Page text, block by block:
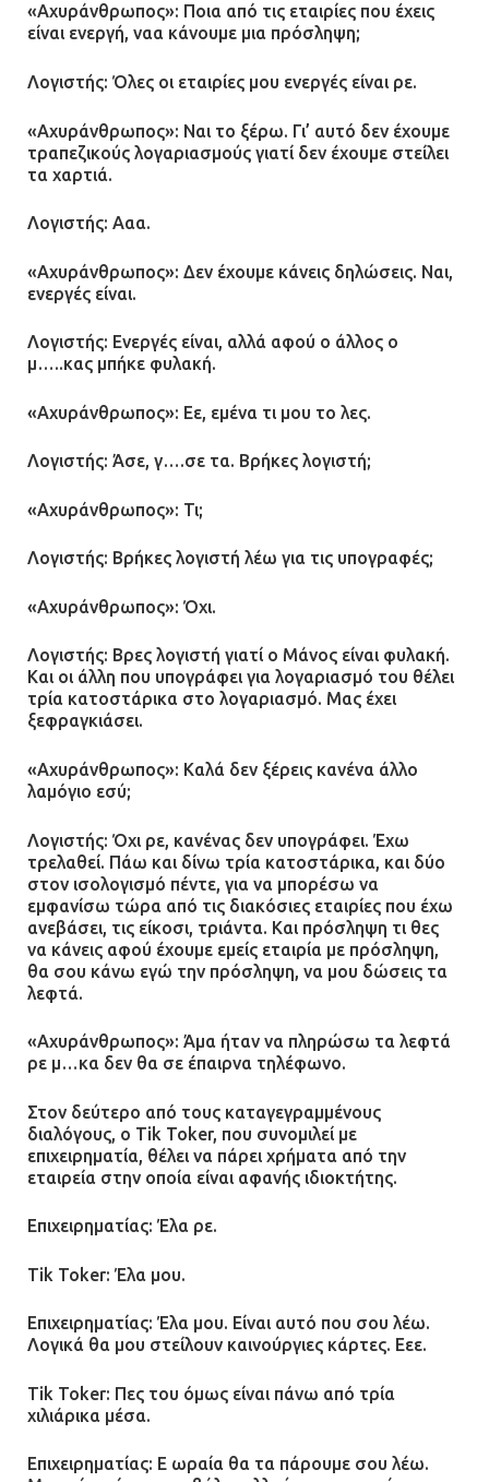
«Αχυράνθρωπος»: Ποια από τις εταιρίες που έχεις
είναι ενεργή, ναα κάνουμε μια πρόσληψη;
Λογιστής: Όλες οι εταιρίες μου ενεργές είναι ρε.
«Αχυράνθρωπος»: Ναι το ξέρω. Γι’ αυτό δεν έχουμε
τραπεζικούς λογαριασμούς γιατί δεν έχουμε στείλει
τα χαρτιά.
Λογιστής: Ααα.
«Αχυράνθρωπος»: Δεν έχουμε κάνεις δηλώσεις. Ναι,
ενεργές είναι.
Λογιστής: Ενεργές είναι, αλλά αφού ο άλλος ο
μ…..κας μπήκε φυλακή.
«Αχυράνθρωπος»: Εε, εμένα τι μου το λες.
Λογιστής: Άσε, γ….σε τα. Βρήκες λογιστή;
«Αχυράνθρωπος»: Τι;
Λογιστής: Βρήκες λογιστή λέω για τις υπογραφές;
«Αχυράνθρωπος»: Όχι.
Λογιστής: Βρες λογιστή γιατί ο Μάνος είναι φυλακή.
Και οι άλλη που υπογράφει για λογαριασμό του θέλει
τρία κατοστάρικα στο λογαριασμό. Μας έχει
ξεφραγκιάσει.
«Αχυράνθρωπος»: Καλά δεν ξέρεις κανένα άλλο
λαμόγιο εσύ;
Λογιστής: Όχι ρε, κανένας δεν υπογράφει. Έχω
τρελαθεί. Πάω και δίνω τρία κατοστάρικα, και δύο
στον ισολογισμό πέντε, για να μπορέσω να
εμφανίσω τώρα από τις διακόσιες εταιρίες που έχω
ανεβάσει, τις είκοσι, τριάντα. Και πρόσληψη τι θες
να κάνεις αφού έχουμε εμείς εταιρία με πρόσληψη,
θα σου κάνω εγώ την πρόσληψη, να μου δώσεις τα
λεφτά.
«Αχυράνθρωπος»: Άμα ήταν να πληρώσω τα λεφτά
ρε μ…κα δεν θα σε έπαιρνα τηλέφωνο.
Στον δεύτερο από τους καταγεγραμμένους
διαλόγους, ο Tik Toker, που συνομιλεί με
επιχειρηματία, θέλει να πάρει χρήματα από την
εταιρεία στην οποία είναι αφανής ιδιοκτήτης.
Επιχειρηματίας: Έλα ρε.
Tik Toker: Έλα μου.
Επιχειρηματίας: Έλα μου. Είναι αυτό που σου λέω.
Λογικά θα μου στείλουν καινούργιες κάρτες. Εεε.
Tik Toker: Πες του όμως είναι πάνω από τρία
χιλιάρικα μέσα.
Επιχειρηματίας: Ε ωραία θα τα πάρουμε σου λέω.